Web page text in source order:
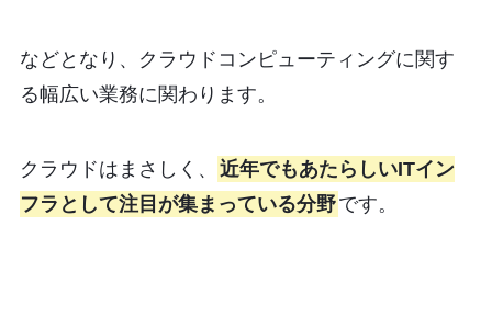
などとなり、クラウドコンピューティングに関す
る幅広い業務に関わります。
クラウドはまさしく、
近年でもあたらしいITイン
フラとして注目が集まっている分野です。